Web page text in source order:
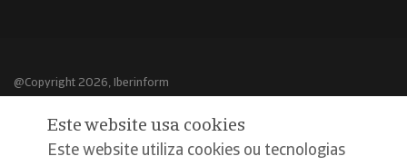
@Copyright 2026, Iberinform
Aviso legal
Política de cookies
Este website usa cookies
Este website utiliza cookies ou tecnologias